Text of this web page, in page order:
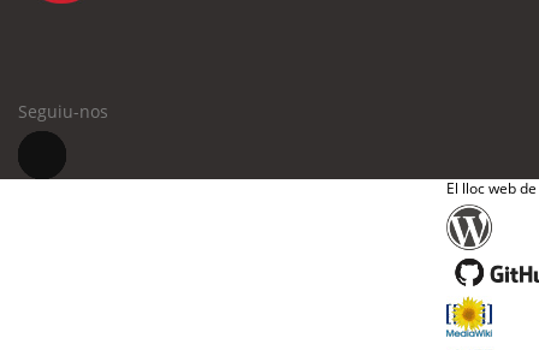
Seguiu-nos
El lloc web